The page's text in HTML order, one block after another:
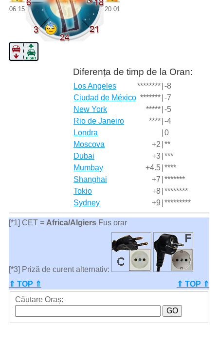
06:15 20:01
Diferența de timp de la Oran:
Los Angeles ******** -8
Ciudad de México ******* -7
New York
***** -5
Rio de Janeiro
**** -4
Londra
0
Moscova
+2 **
Dubai
+3 ***
Mumbay
+4.5 ****
Shanghai
+7 *******
Tokio
+8 ********
Sydney
+9 *********
[*1] CET = Africa/AlgiersFus orar
[*3] Priză de curent alternativ:
⇑ TOP ⇑
⇑ TOP ⇑
Căutare Oraș: